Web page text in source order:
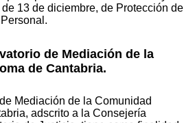
13 de diciembre, de Protección de
de Mediación de la
de Cantabria.
Mediación de la Comunidad
adscrito a la Consejería